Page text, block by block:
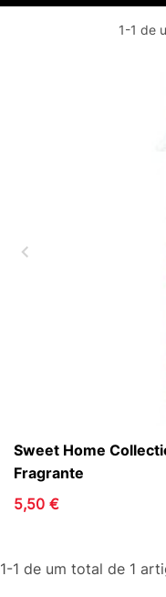
1-1 de
Sweet Home
Fragrante
5,50 €
1-1 de um total de 1